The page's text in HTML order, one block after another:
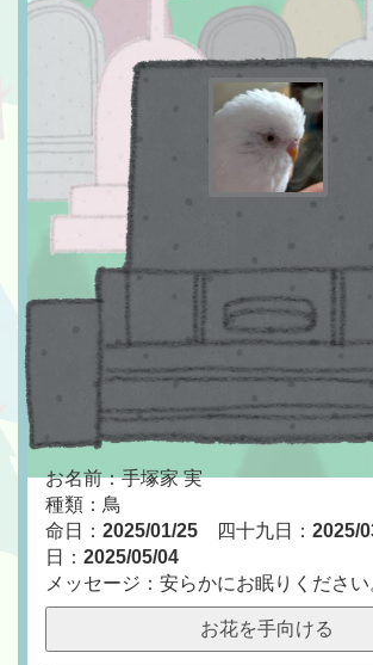
お名前：手塚家 実
種類：鳥
命日： 2025/01/25 四十九日： 2025/
日： 2025/05/04
メッセージ：安らかにお眠りください
お花を手向ける